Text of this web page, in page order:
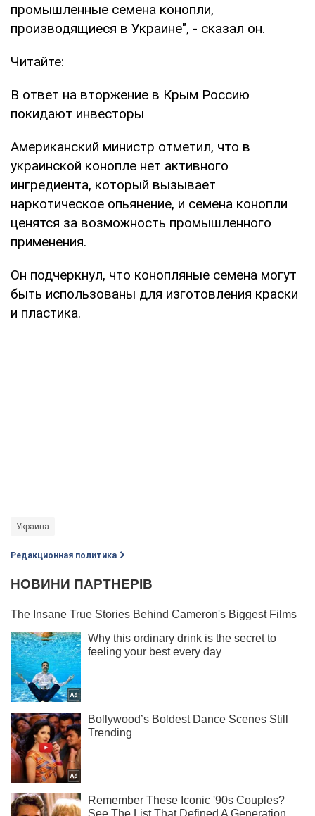
промышленные семена конопли,
производящиеся в Украине", - сказал он.
Читайте:
В ответ на вторжение в Крым Россию
покидают инвесторы
Американский министр отметил, что в
украинской конопле нет активного
ингредиента, который вызывает
наркотическое опьянение, и семена конопли
ценятся за возможность промышленного
применения.
Он подчеркнул, что конопляные семена могут
быть использованы для изготовления краски
и пластика.
Украина
Редакционная политика